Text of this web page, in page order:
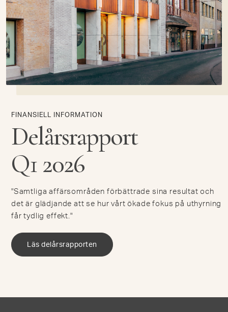
FINANSIELL INFORMATION
Delårsrapport
Q1 2026
"Samtliga affärsområden förbättrade sina resultat och
det är glädjande att se hur vårt ökade fokus på uthyrning
får tydlig effekt."
Läs delårsrapporten